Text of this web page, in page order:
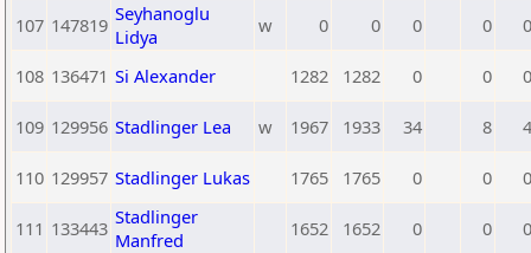
107 147819 Seyhanoglu
Lidya
w 0 0 0 0 0
108 136471 Si Alexander 1282 1282 0 0 0
109 129956 Stadlinger Lea w 1967 1933 34 8 4
110 129957 Stadlinger Lukas 1765 1765 0 0 0
111 133443 Stadlinger
Manfred
1652 1652 0 0 0